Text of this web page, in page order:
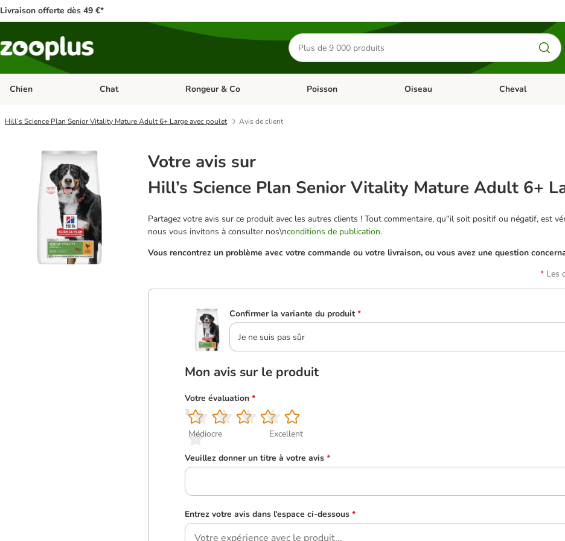
Livraison offerte dès 49 €*
Rechercher
des
produits
Chien Dérouler les catégories: Chien
Chat Dérouler les catégories: Chat
Rongeur & Co Dérouler les catégories: Rongeur & Co
Poisson Dérouler les catégories: Poisson
Oiseau Dérouler les
Cheval
Hill’s Science Plan Senior Vitality Mature Adult 6+ Large avec poulet Avis de client
Votre avis sur
Hill’s Science Plan Senior Vitality Mature Adult 6+
Partagez votre avis sur ce produit avec les autres clients ! Tout commentaire, qu''il soit positif ou négatif, est
nous vous invitons à consulter nos\nconditions de publication.
Vous rencontrez un problème avec votre commande ou votre livraison, ou vous avez une question
Les
Confirmer la variante du produit *
Je ne suis pas sûr
Mon avis sur le produit
Votre évaluation *
1
Médiocre
2
3
4
5
Excellent
Veuillez donner un titre à votre avis *
Entrez votre avis dans l'espace ci-dessous *